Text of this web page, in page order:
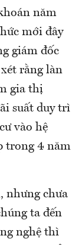
năm
mới đây
giám đốc
rằng làn
gia thị
suất duy trì
vào hệ
trong 4 năm
nhưng chưa
ta đến
nghệ thì